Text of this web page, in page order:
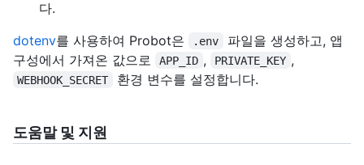
다.
dotenv를 사용하여 Probot은 .env
파일을 생성하고, 앱
구성에서 가져온 값으로
APP_ID , PRIVATE_KEY ,
WEBHOOK_SECRET 환경 변수를 설정합니다.
도움말 및 지원